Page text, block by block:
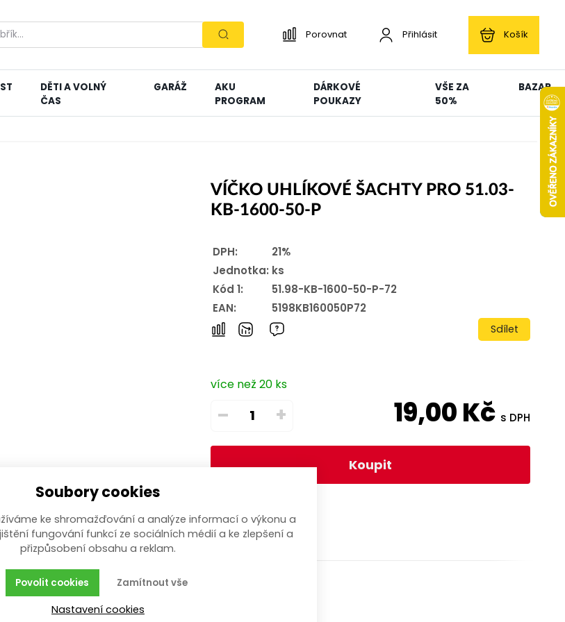
Porovnat Přihlásit Košík
DĚTI A VOLNÝ
ČAS
GARÁŽ
AKU
PROGRAM
DÁRKOVÉ
POUKAZY
VŠE ZA
50%
BAZAR
VÍČKO UHLÍKOVÉ ŠACHTY PRO 51.03-
KB-1600-50-P
DPH:
21%
Jednotka: ks
Kód 1:
51.98-KB-1600-50-P-72
EAN:
5198KB160050P72
Sdílet
více než 20 ks
– + 19,00Kč s DPH
Koupit
Soubory cookies
ke shromažďování a analýze informací o výkonu a
fungování funkcí ze sociálních médií a ke zlepšení a
přizpůsobení obsahu a reklam.
Zamítnout vše
Povolit cookies
Nastavení cookies